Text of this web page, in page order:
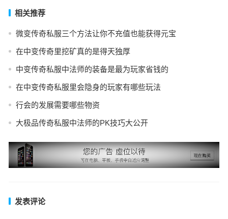
相关推荐
微变传奇私服三个方法让你不充值也能获得元宝
在中变传奇里挖矿真的是得天独厚
中变传奇私服中法师的装备是最为玩家省钱的
在中变传奇私服里会隐身的玩家有哪些玩法
行会的发展需要哪些物资
大极品传奇私服中法师的PK技巧大公开
发表评论